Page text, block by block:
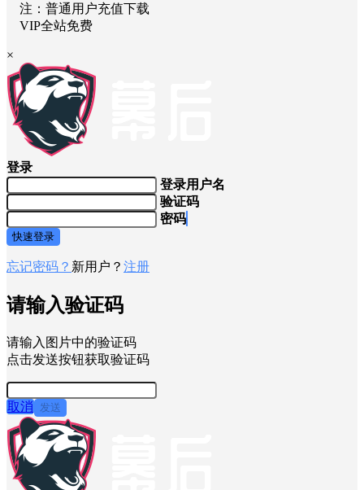
注：普通用户充值下载
VIP全站免费
×
登录
登录用户名
验证码
密码
快速登录
忘记密码？ 新用户？ 注册
请输入验证码
请输入图片中的验证码
点击发送按钮获取验证码
取消 发送